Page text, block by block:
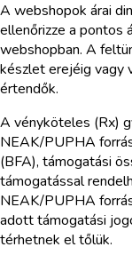
A webshopok árai
ellenőrizze a pontos
webshopban. A
készlet erejéig vagy
értendők.
A vényköteles (Rx)
NEAK/PUPHA
(BFA), támogatási
támogatással
NEAK/PUPHA
adott támogatási
térhetnek el tőlük.